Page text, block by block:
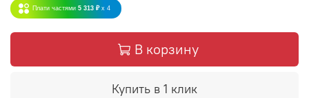
Плати частями 5 313 ₽ x 4
В корзину
Купить в 1 клик